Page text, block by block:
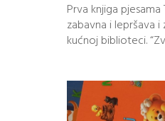
Prva knjiga
zabavna i lepršava i
kućnoj biblioteci.